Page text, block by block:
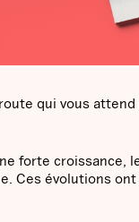
qui vous attend
forte croissance,
Ces évolutions ont